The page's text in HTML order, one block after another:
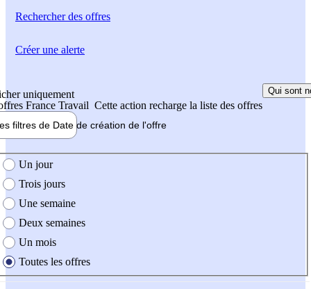
Rechercherdes offres
uniquement
France Travail Cette action recharge la liste des offres
Qui sont
filtres de Date de création de l'offre
création de l'offre
Un jour
Trois jours
Une semaine
Deux semaines
Un mois
Toutes les offres
Créer une alerte